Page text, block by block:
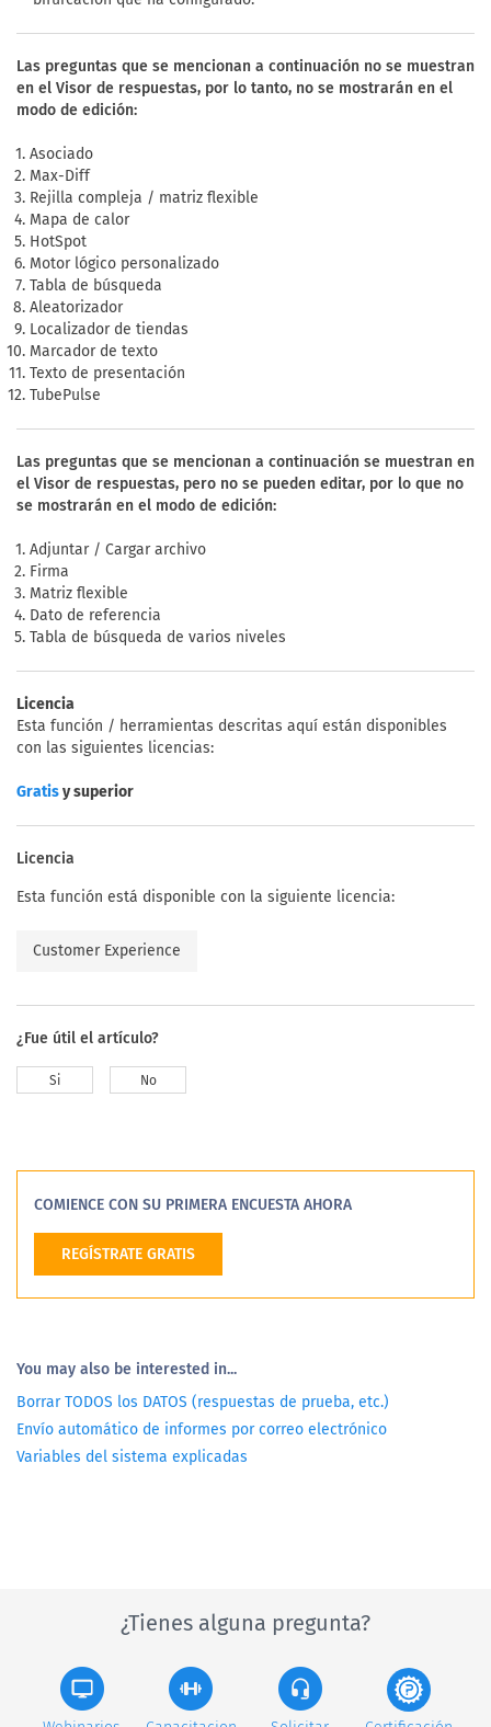
Las preguntas que se mencionan a continuación no se muestran
en el Visor de respuestas, por lo tanto, no se mostrarán en el
modo de edición:
Asociado
Max-Diff
Rejilla compleja / matriz flexible
Mapa de calor
HotSpot
Motor lógico personalizado
Tabla de búsqueda
Aleatorizador
Localizador de tiendas
Marcador de texto
Texto de presentación
TubePulse
Las preguntas que se mencionan a continuación se muestran en
el Visor de respuestas, pero no se pueden editar, por lo que no
se mostrarán en el modo de edición:
Adjuntar / Cargar archivo
Firma
Matriz flexible
Dato de referencia
Tabla de búsqueda de varios niveles
Licencia
Esta función / herramientas descritas aquí están disponibles
con las siguientes licencias:
Gratisy superior
Licencia
Esta función está disponible con la siguiente licencia:
Customer Experience
¿Fue útil el artículo?
Si No
COMIENCE CON SU PRIMERA ENCUESTA AHORA
REGÍSTRATE GRATIS
You may also be interested in...
Borrar TODOS los DATOS (respuestas de prueba, etc.)
Envío automático de informes por correo electrónico
Variables del sistema explicadas
¿Tienes alguna pregunta?